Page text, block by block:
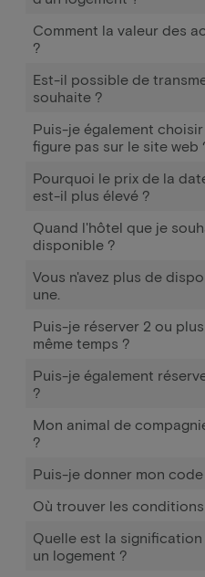
Comment la valeur des
?
Est-il possible de
souhaite ?
Puis-je également
figure pas sur le site web
Pourquoi le prix de la
est-il plus élevé ?
Quand l'hôtel que je
disponible ?
Vous n'avez plus de
une.
Puis-je réserver 2 ou
même temps ?
Puis-je également
?
Mon animal de
?
Puis-je donner mon
Où trouver les conditions
Quelle est la
un logement ?